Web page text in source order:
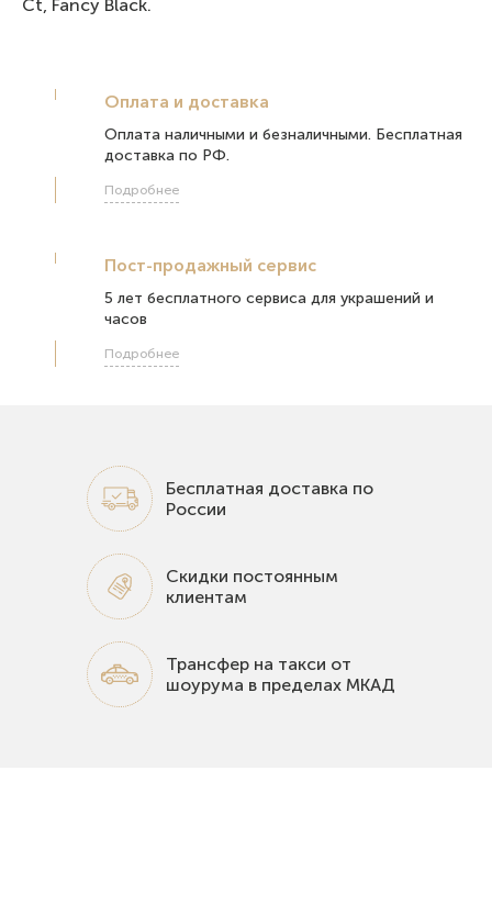
Ct, Fancy Black.
Оплата и доставка
Оплата наличными и безналичными. Бесплатная
доставка по РФ.
Подробнее
Пост-продажный сервис
5 лет бесплатного сервиса для украшений и
часов
Подробнее
Бесплатная доставка по
России
Скидки постоянным
клиентам
Трансфер на такси от
шоурума в пределах МКАД